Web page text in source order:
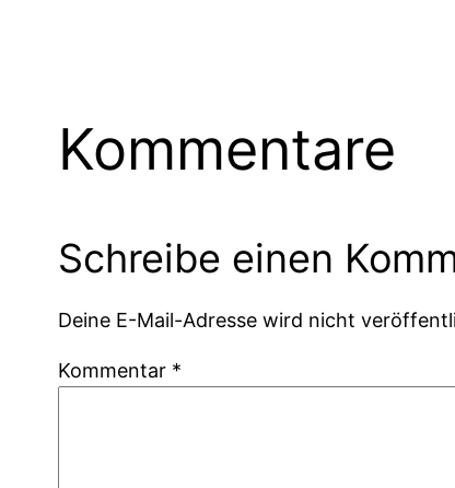
Kommentare
Schreibe einen
Deine E-Mail-Adresse wird nicht
Kommentar *